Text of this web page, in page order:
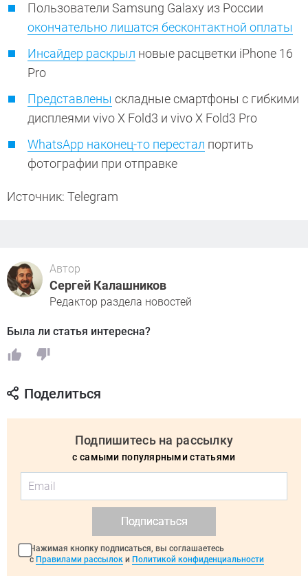
Пользователи Samsung Galaxy из России
окончательно лишатся бесконтактной оплаты
Инсайдер раскрыл новые расцветки iPhone 16
Pro
Представлены складные смартфоны с гибкими
дисплеями vivo X Fold3 и vivo X Fold3 Pro
WhatsApp наконец-то перестал портить
фотографии при отправке
Источник: Telegram
Автор
Сергей Калашников
Редактор раздела новостей
Была ли статья интересна?
Поделиться
Подпишитесь на рассылку
с самыми популярными статьями
Подписаться
Нажимая кнопку подписаться, вы соглашаетесь
с Правилами рассылок и Политикой конфиденциальности